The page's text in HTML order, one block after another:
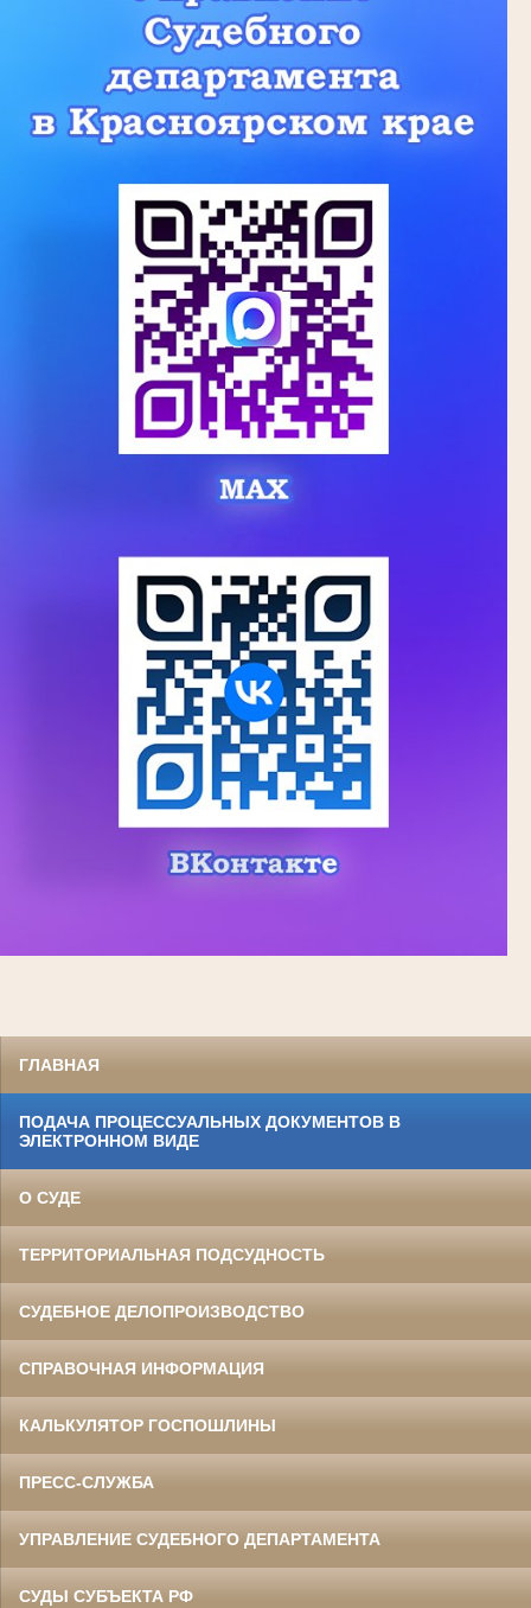
ГЛАВНАЯ
ПОДАЧА ПРОЦЕССУАЛЬНЫХ ДОКУМЕНТОВ В
ЭЛЕКТРОННОМ ВИДЕ
О СУДЕ
ТЕРРИТОРИАЛЬНАЯ ПОДСУДНОСТЬ
СУДЕБНОЕ ДЕЛОПРОИЗВОДСТВО
СПРАВОЧНАЯ ИНФОРМАЦИЯ
КАЛЬКУЛЯТОР ГОСПОШЛИНЫ
ПРЕСС-СЛУЖБА
УПРАВЛЕНИЕ СУДЕБНОГО ДЕПАРТАМЕНТА
СУДЫ СУБЪЕКТА РФ